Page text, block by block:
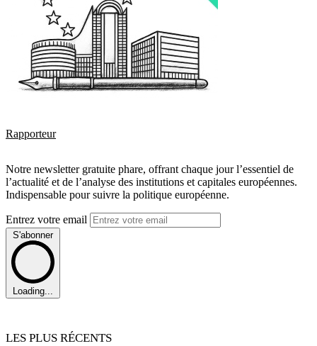
Rapporteur
Notre newsletter gratuite phare, offrant chaque jour l’essentiel de
l’actualité et de l’analyse des institutions et capitales européennes.
Indispensable pour suivre la politique européenne.
Entrez votre email
S'abonner
Loading...
LES PLUS RÉCENTS